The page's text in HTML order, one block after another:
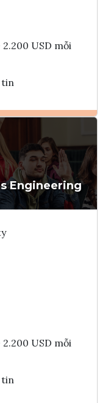
2.200 USD mỗi
tin
Interlink
Engineering
2.200 USD mỗi
tin